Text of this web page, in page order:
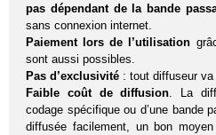
pas dépendant de la bande
sans connexion internet.
Paiement lors de l’utilisation
sont aussi possibles.
Pas d’exclusivité : tout diffuseur va
Faible coût de diffusion . La
codage spécifique ou d’une bande
diffusée facilement, un bon